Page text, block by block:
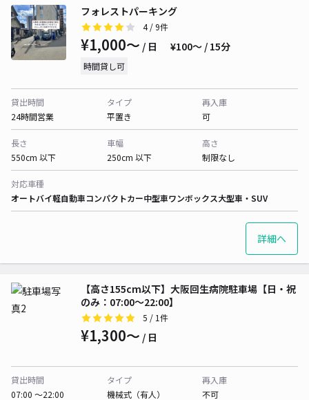
フォレストパーキング
4/ 9件
¥1,000〜 / 日 ¥100〜 / 15分
時間貸し可
貸出時間
24時間営業
タイプ
平置き
再入庫
可
長さ
550cm 以下
車幅
250cm 以下
高さ
制限なし
対応車種
オートバイ軽自動車コンパクトカー中型車ワンボックス大型車・SUV
詳細へ
【高さ155cm以下】大阪回生病院駐車場【日・祝
のみ：07:00～22:00】
5 / 1件
¥1,300〜 / 日
貸出時間
07:00 〜22:00
タイプ
機械式（有人）
再入庫
不可